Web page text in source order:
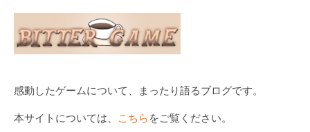
感動したゲームについて、まったり語るブログです。
本サイトについては、 こちら をご覧ください。